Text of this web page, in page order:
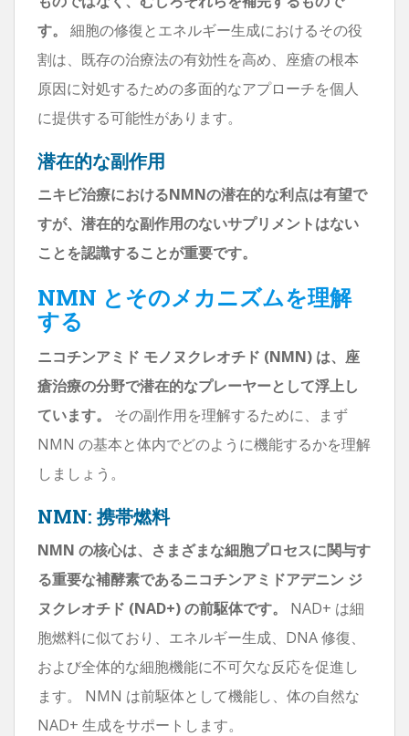
す。
細胞の修復とエネルギー生成におけるその役
割は、既存の治療法の有効性を高め、座瘡の根本
原因に対処するための多面的なアプローチを個人
に提供する可能性があります。
潜在的な副作用
ニキビ治療におけるNMNの潜在的な利点は有望で
すが、潜在的な副作用のないサプリメントはない
ことを認識することが重要です。
NMN とそのメカニズムを理解
する
ニコチンアミド モノヌクレオチド (NMN) は、座
瘡治療の分野で潜在的なプレーヤーとして浮上し
ています。
その副作用を理解するために、まず
NMN の基本と体内でどのように機能するかを理解
しましょう。
NMN: 携帯燃料
NMN の核心は、さまざまな細胞プロセスに関与す
る重要な補酵素であるニコチンアミドアデニン ジ
ヌクレオチド (NAD+) の前駆体です。
NAD+ は細
胞燃料に似ており、エネルギー生成、DNA 修復、
および全体的な細胞機能に不可欠な反応を促進し
ます。 NMN は前駆体として機能し、体の自然な
NAD+ 生成をサポートします。